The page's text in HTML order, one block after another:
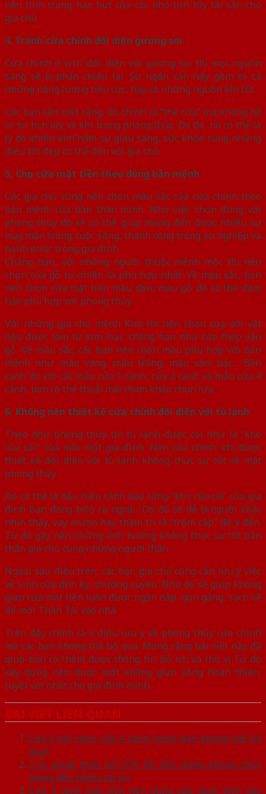
nên tình trạng hao hụt của cải, khó tích lũy tài sản cho
gia chủ.
4. Tránh cửa chính đối diện gương soi
Cửa chính ở vị trí đối diện với gương soi thì mọi nguồn
sáng sẽ bị phản chiếu lại. Sự ngăn cản này gồm có cả
những năng lượng tiêu cực, hay cả những nguồn khí tốt.
Các bạn cần biết rằng, đó chính là “thế cửa” mà không hề
có sự tích lũy về khí trong phong thủy. Do đó, nó có thể là
lý do khiến kìm hãm sự giàu sang, sức khỏe cùng những
điều tốt đẹp có thể đến với gia chủ.
5, Chọn cửa mặt tiền theo đúng bản mệnh
Các gia chủ cũng nên chọn màu sắc của cửa chính theo
bản mệnh của bản thân mình. Nhờ việc chọn đúng với
phong thủy đó sẽ có thể giúp mang đến được nhiều sự
may mắn trong cuộc sống, thành công trong sự nghiệp và
hạnh phúc trong gia đình.
Chẳng hạn, với những người thuộc mệnh mộc thì nên
chọn cửa gỗ tự nhiên là phù hợp nhất. Về màu sắc, bạn
nên chọn cửa mặt tiền màu đen, màu gỗ để có thể đảm
bảo phù hợp với phong thủy.
Với những gia chủ mệnh Kim thì nên chọn cửa với vật
liệu được làm từ kim loại, chẳng hạn như cửa thép vân
gỗ. Về màu sắc, các bạn nên chọn màu phù hợp với bản
mệnh như: màu vàng, màu trắng, màu xám bạc… Bên
cạnh đó với các mẫu cửa 1 cánh, cửa 2 cánh và mẫu cửa 4
cánh, bạn có thể thoải mái tham khảo chọn lựa.
6, Không nên thiết kế cửa chính đối diện với tủ lạnh
Theo như phong thủy thì tủ lạnh được coi như là “kho
của cải” của mỗi một gia đình. Nên cửa chính khi được
thiết kế đối diện với tủ lạnh không thực sự tốt về mặt
phong thủy.
Đó có thể là dấu hiệu cảnh báo rằng “kho của cải’ của gia
đình bạn đang bị lộ ra ngoài. Do đó sẽ dễ bị người khác
nhìn thấy, vay mượn hay thậm trí là “trộm cắp” để ý đến.
Từ đó gây nên những ảnh hưởng không thực sự tốt bản
thân gia chủ cùng những người thân.
Ngoài sáu điều trên, các bạn gia chủ cũng cần lưu ý việc
vệ sinh cửa định kỳ, thường xuyên. Nhờ đó sẽ giúp không
gian cửa mặt tiền luôn được ngăn nắp, gọn gàng, sạch sẽ
để mời Thần Tài vào nhà.
Trên đây chính là 6 điều lưu ý về phong thủy cửa chính
mà các bạn không thể bỏ qua. Mong rằng bài viết này đã
giúp bạn có thêm được thông tin bổ ích và thú vị. Từ đó
xây dựng nên được một không gian sống hoàn thiện,
tuyệt vời nhất cho gia đình mình.
BÀI VIẾT LIÊN QUAN
Lưu ý khi chọn cửa 4 cánh chính bạn không thể bỏ
qua?
3 bí quyết thiết kế CỬA RA VÀO đúng phong thủy
mang đến nhiều tài lộc
Cửa 4 cánh mặt tiền nên dùng cửa cánh lệch hay